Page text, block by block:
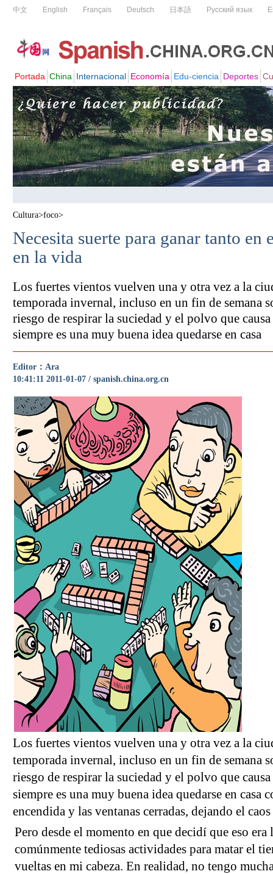
Cultura>foco>
Necesita suerte para ganar tanto en
en la vida
Los fuertes vientos vuelven una y otra vez a la
temporada invernal, incluso en un fin de semana
riesgo de respirar la suciedad y el polvo que
siempre es una muy buena idea quedarse en casa
Editor：Ara
10:41:11 2011-01-07 / spanish.china.org.cn
Los fuertes vientos vuelven una y otra vez a la
temporada invernal, incluso en un fin de semana
riesgo de respirar la suciedad y el polvo que
siempre es una muy buena idea quedarse en casa
encendida y las ventanas cerradas, dejando el
Pero desde el momento en que decidí que eso era
comúnmente tediosas actividades para matar el
vueltas en mi cabeza. En realidad, no tengo